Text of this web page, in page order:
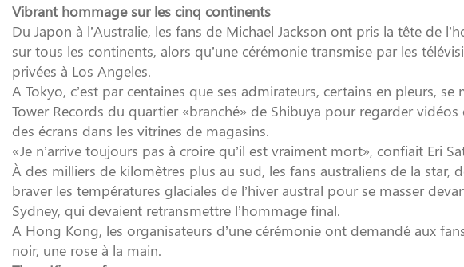
Vibrant hommage sur les cinq continents
Du Japon à l’Australie, les fans de Michael Jackson ont pris la tête de
sur tous les continents, alors qu’une cérémonie transmise par les
privées à Los Angeles.
A Tokyo, c’est par centaines que ses admirateurs, certains en pleurs,
Tower Records du quartier «branché» de Shibuya pour regarder
des écrans dans les vitrines de magasins.
«Je n’arrive toujours pas à croire qu’il est vraiment mort», confiait Eri
À des milliers de kilomètres plus au sud, les fans australiens de la star,
braver les températures glaciales de l’hiver austral pour se masser
Sydney, qui devaient retransmettre l’hommage final.
A Hong Kong, les organisateurs d’une cérémonie ont demandé aux
noir, une rose à la main.